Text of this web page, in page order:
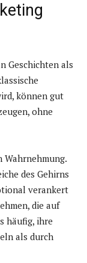
Geschichten als
können gut
ohne
Wahrnehmung.
des Gehirns
verankert
die auf
häufig, ihre
als durch